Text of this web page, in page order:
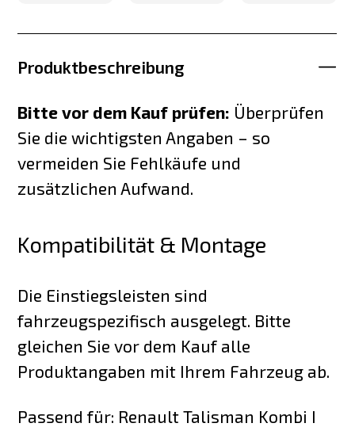
Produktbeschreibung
Bitte vor dem Kauf prüfen: Überprüfen
Sie die wichtigsten Angaben – so
vermeiden Sie Fehlkäufe und
zusätzlichen Aufwand.
Kompatibilität & Montage
Die Einstiegsleisten sind
fahrzeugspezifisch ausgelegt. Bitte
gleichen Sie vor dem Kauf alle
Produktangaben mit Ihrem Fahrzeug ab.
Passend für: Renault Talisman Kombi I